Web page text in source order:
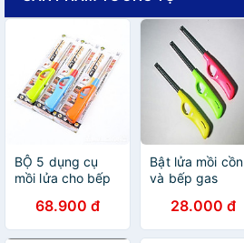
BỘ 5 dụng cụ
mồi lửa cho bếp
gọn, tiện dụng
68.900 đ
Bật lửa mồi cồn
và bếp gas
28.000 đ